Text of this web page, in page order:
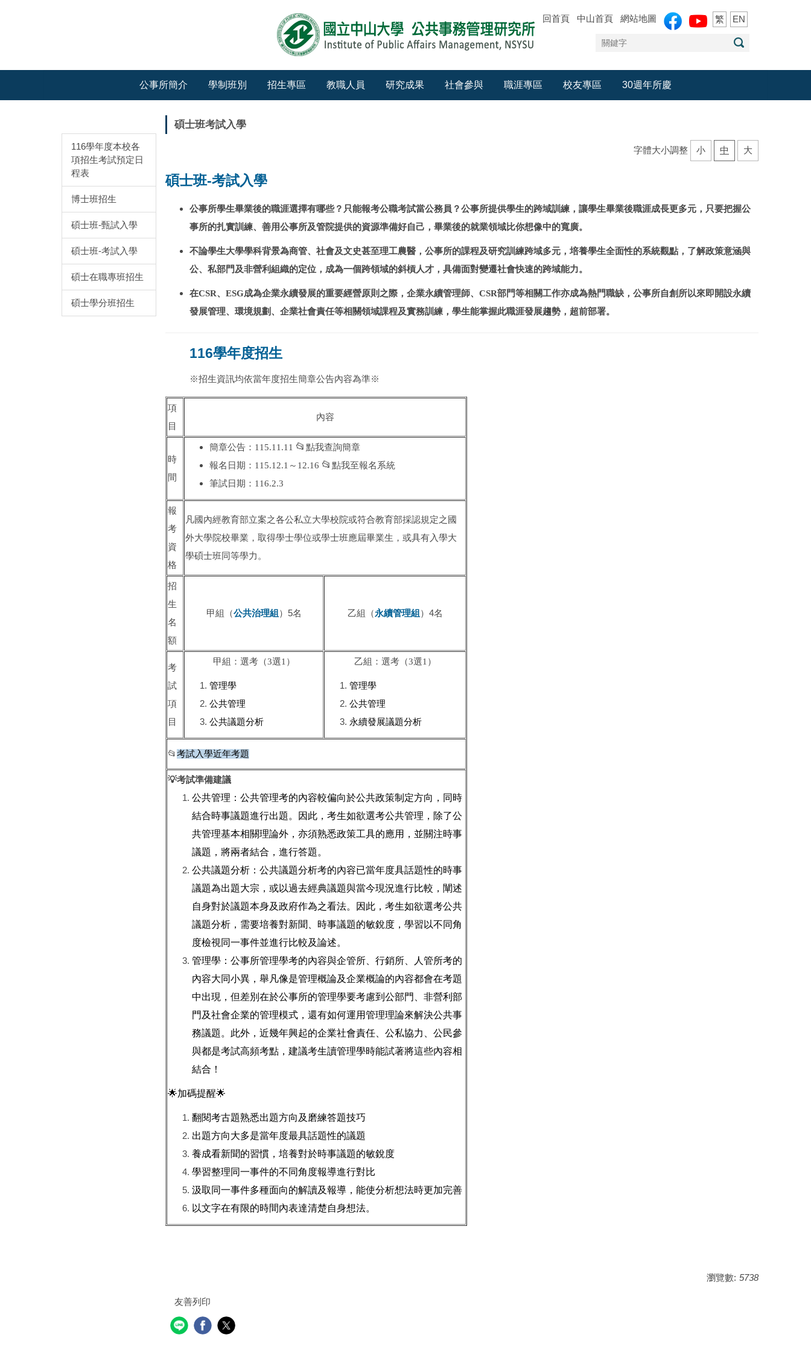
回首頁 中山首頁 網站地圖 繁 EN
公事所簡介 學制班別 招生專區 教職人員 研究成果 社會參與 職涯專區 校友專區 30週年所慶
116學年度本校各
項招生考試預定日
程表
博士班招生
碩士班-甄試入學
碩士班-考試入學
碩士在職專班招生
碩士學分班招生
碩士班考試入學
字體大小調整 小 中 大
碩士班-考試入學
公事所學生畢業後的職涯選擇有哪些？只能報考公職考試當公務員？公事所提供學生的跨域訓練，讓學生畢業後職涯成長更多元，只要把握公
事所的扎實訓練、善用公事所及管院提供的資源準備好自己，畢業後的就業領域比你想像中的寬廣。
不論學生大學學科背景為商管、社會及文史甚至理工農醫，公事所的課程及研究訓練跨域多元，培養學生全面性的系統觀點，了解政策意涵與
公、私部門及非營利組織的定位，成為一個跨領域的斜槓人才，具備面對變遷社會快速的跨域能力。
在CSR、ESG成為企業永續發展的重要經營原則之際，企業永續管理師、CSR部門等相關工作亦成為熱門職缺，公事所自創所以來即開設永續
發展管理、環境規劃、企業社會責任等相關領域課程及實務訓練，學生能掌握此職涯發展趨勢，超前部署。
116學年度招生
※招生資訊均依當年度招生簡章公告內容為準※
項
目
內容
時
間
簡章公告：115.11.11 📂點我查詢簡章
報名日期：115.12.1～12.16 📂點我至報名系統
筆試日期：116.2.3
報
考
資
格
凡國內經教育部立案之各公私立大學校院或符合教育部採認規定之國
外大學院校畢業，取得學士學位或學士班應屆畢業生，或具有入學大
學碩士班同等學力。
招
生
名
額
甲組（公共治理組）5名 乙組（永續管理組）4名
考
試
項
目
甲組：選考（3選1）
管理學
公共管理
公共議題分析
乙組：選考（3選1）
管理學
公共管理
永續發展議題分析
📂考試入學近年考題
💡考試準備建議
公共管理：公共管理考的內容較偏向於公共政策制定方向，同時
結合時事議題進行出題。因此，考生如欲選考公共管理，除了公
共管理基本相關理論外，亦須熟悉政策工具的應用，並關注時事
議題，將兩者結合，進行答題。
公共議題分析：公共議題分析考的內容已當年度具話題性的時事
議題為出題大宗，或以過去經典議題與當今現況進行比較，闡述
自身對於議題本身及政府作為之看法。因此，考生如欲選考公共
議題分析，需要培養對新聞、時事議題的敏銳度，學習以不同角
度檢視同一事件並進行比較及論述。
管理學：公事所管理學考的內容與企管所、行銷所、人管所考的
內容大同小異，舉凡像是管理概論及企業概論的內容都會在考題
中出現，但差別在於公事所的管理學要考慮到公部門、非營利部
門及社會企業的管理模式，還有如何運用管理理論來解決公共事
務議題。此外，近幾年興起的企業社會責任、公私協力、公民參
與都是考試高頻考點，建議考生讀管理學時能試著將這些內容相
結合！
🌟加碼提醒🌟
翻閱考古題熟悉出題方向及磨練答題技巧
出題方向大多是當年度最具話題性的議題
養成看新聞的習慣，培養對於時事議題的敏銳度
學習整理同一事件的不同角度報導進行對比
汲取同一事件多種面向的解讀及報導，能使分析想法時更加完善
以文字在有限的時間內表達清楚自身想法。
瀏覽數: 5738
友善列印